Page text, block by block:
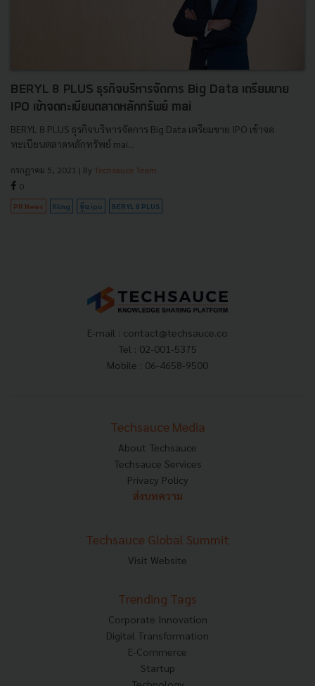
BERYL 8 PLUS ธุรกิจบริหารจัดการ Big Data เตรียมขาย
IPO เข้าจดทะเบียนตลาดหลักทรัพย์ mai
BERYL 8 PLUS ธุรกิจบริหารจัดการ Big Data เตรียมขาย IPO เข้าจด
ทะเบียนตลาดหลักทรัพย์ mai...
กรกฎาคม 5, 2021 | By Techsauce Team
0
PR News filing หุ้น ipo BERYL 8 PLUS
E-mail : contact@techsauce.co
Tel : 02-001-5375
Mobile : 06-4658-9500
Techsauce Media
About Techsauce
Techsauce Services
Privacy Policy
ส่งบทความ
Techsauce Global Summit
Visit Website
Trending Tags
Corporate Innovation
Digital Transformation
E-Commerce
Startup